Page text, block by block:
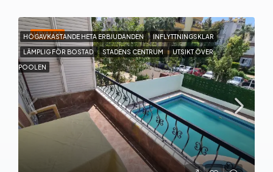
UTVALDA
HÖGAVKASTANDE HETA ERBJUDANDEN INFLYTTNINGSKLAR
LÄMPLIG FÖR BOSTAD STADENS CENTRUM UTSIKT ÖVER
POOLEN